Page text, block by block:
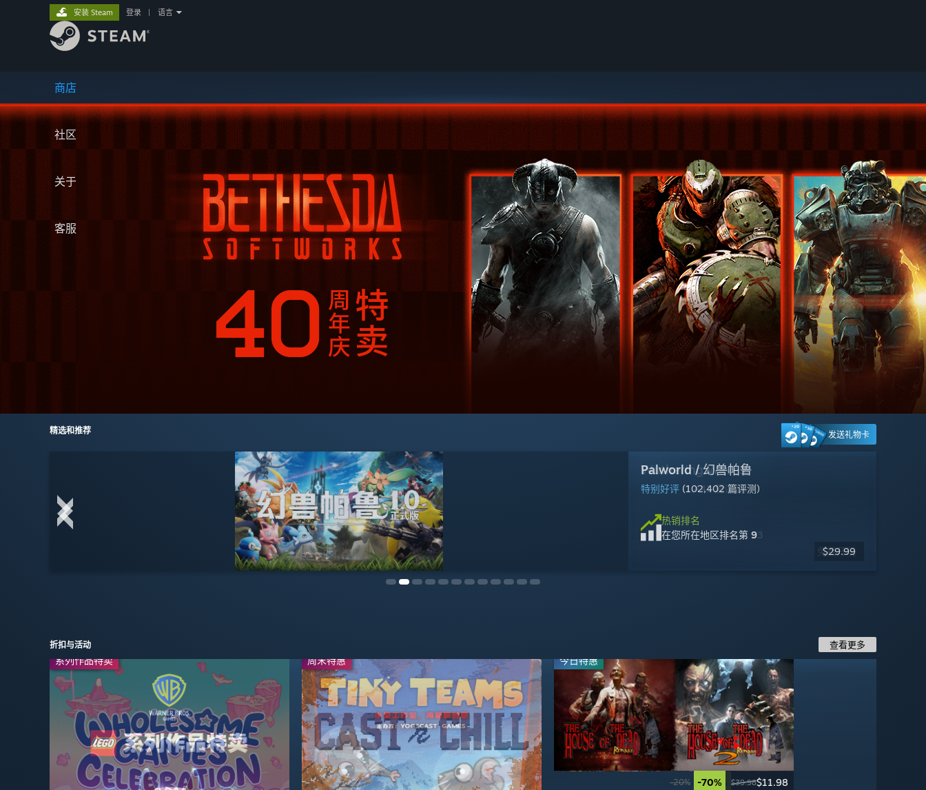
商店
社区
关于
客服
安装 Steam 登录 语言
精选和推荐 发送礼物卡
Wuthering Waves
多半好评 (1,441 篇评测)
热销排名
在您所在地区排名第 23
免费开玩
Palworld / 幻兽帕鲁
特别好评 (102,402 篇评测)
热销排名
在您所在地区排名第 9
$29.99
DOOM: The Dark Ages
特别好评 (2,780 篇评测)
热销排名
在您所在地区排名第 16
$69.99$23.09
《漫威斗魂》
褒贬不一 (2,555 篇评测)
热销排名
在您所在地区排名第 6
$59.99
Apex Legends™
褒贬不一 (268,035 篇评测)
热销排名
在您所在地区排名第 4
免费开玩
Steam Machine
在您所在地区排名
Warframe 星际战甲
多半好评 (132,492 篇评测)
热销排名
在您所在地区排名第 14
免费开玩
Ready or Not
多半好评 (24,968 篇评测)
热销排名
在您所在地区排名第 18
$49.99$24.99
幽灵行动：荒野
多半好评 (21,277 篇评测)
热销排名
在您所在地区排名第 12
$49.99$2.49
Big Walk
特别好评 (251 篇评测)
热销排名
在您所在地区排名第 2
$19.99$14.99
维修物语
好评如潮 (2,202 篇评测)
热销排名
在您所在地区排名第 8
$19.99$17.99
Halo: Campaign Evolved
褒贬不一 (504 篇评测)
热销排名
在您所在地区排名第 30
$49.99
折扣与活动 查看更多
系列作品特卖 周末特惠 今日特惠
-20% -70% $39.98$11.98
周末特惠 周末特惠 今日特惠
-70% $14.99$4.49
今日特惠
-50% $9.99$4.99
-70% $59.99$17.99 -50% $49.99$24.99
-67% $69.99$23.09 -67% $49.99$16.49 -20% $69.99$55.99